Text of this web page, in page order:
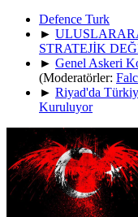
Defence Turk
►
STRATEJİK
► Genel Askeri
(Moderatörler:
► Riyad'da
Kuruluyor